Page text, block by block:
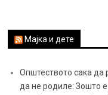
Мајка и дете
Општеството сака да
да не родиле: Зошто